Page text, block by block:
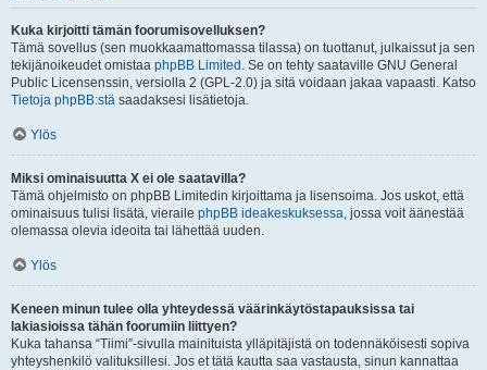
Kuka kirjoitti tämän foorumisovelluksen?
Tämä sovellus (sen muokkaamattomassa tilassa) on tuottanut, julkaissut ja sen
tekijänoikeudet omistaa phpBB Limited . Se on tehty saataville GNU General
Public Licensenssin, versiolla 2 (GPL-2.0) ja sitä voidaan jakaa vapaasti. Katso
Tietoja phpBB:stä saadaksesi lisätietoja.
Ylös
Miksi ominaisuutta X ei ole saatavilla?
Tämä ohjelmisto on phpBB Limitedin kirjoittama ja lisensoima. Jos uskot, että
ominaisuus tulisi lisätä, vieraile phpBB ideakeskuksessa, jossa voit äänestää
olemassa olevia ideoita tai lähettää uuden.
Ylös
Keneen minun tulee olla yhteydessä väärinkäytöstapauksissa tai
lakiasioissa tähän foorumiin liittyen?
Kuka tahansa “Tiimi”-sivulla mainituista ylläpitäjistä on todennäköisesti sopiva
yhteyshenkilö valituksillesi. Jos et tätä kautta saa vastausta, sinun kannattaa